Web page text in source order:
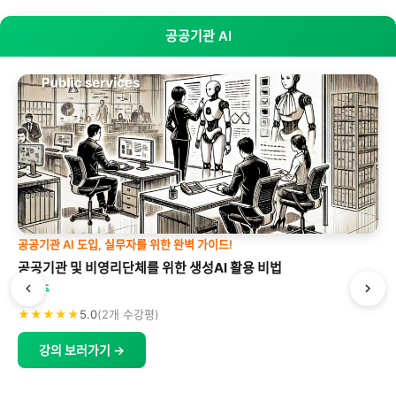
공공기관 AI
공공기관 AI 도입, 실무자를 위한 완벽 가이드!
공공기관 및 비영리단체를 위한 생성AI 활용 비법
박형주
★★★★★5.0(2개 수강평)
강의 보러가기 →